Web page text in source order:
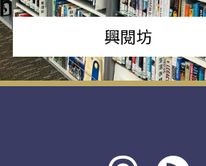
興閱坊